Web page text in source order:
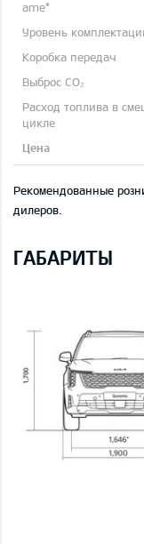
Рекомендованные
дилеров.
ГАБАРИТЫ